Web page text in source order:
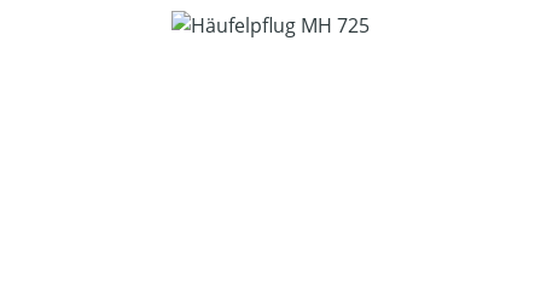
Bildergalerie überspringen